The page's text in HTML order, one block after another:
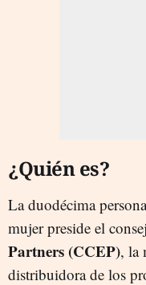
¿Quién es?
La duodécima
mujerpreside el
Partners (CCEP), la
distribuidora de los